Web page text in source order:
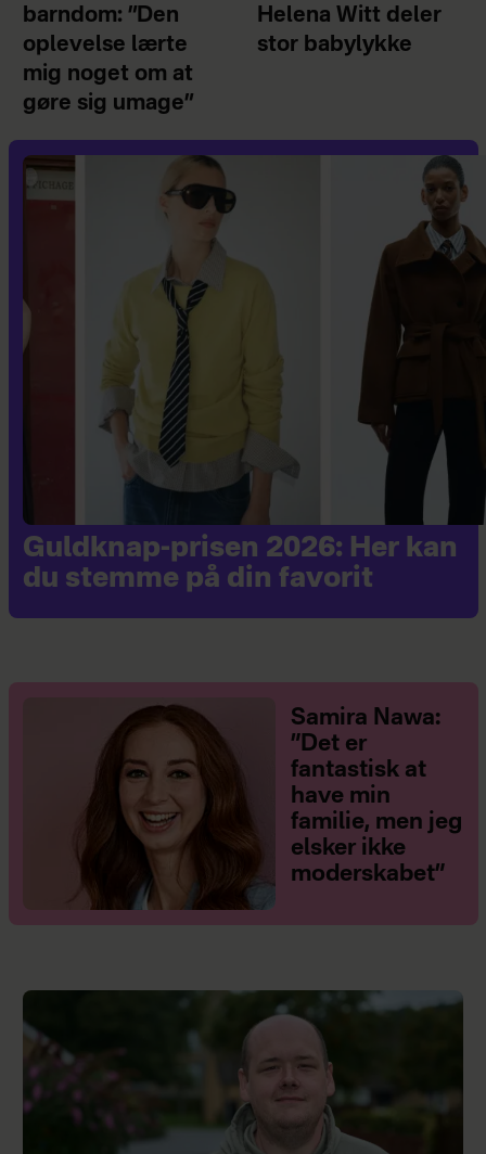
barndom: ”Den
oplevelse lærte
mig noget om at
gøre sig umage”
Helena Witt deler
stor babylykke
Guldknap-prisen 2026: Her kan
du stemme på din favorit
Samira Nawa:
”Det er
fantastisk at
have min
familie, men jeg
elsker ikke
moderskabet”